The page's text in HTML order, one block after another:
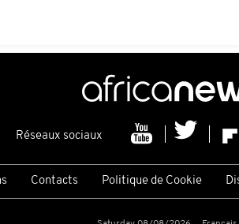
Réseaux sociaux
Contacts Politique de Cookie